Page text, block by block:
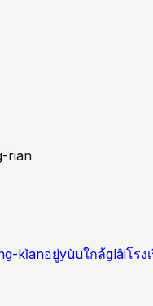
rian
kǐanอยู่yùuใกล้glâiโรง